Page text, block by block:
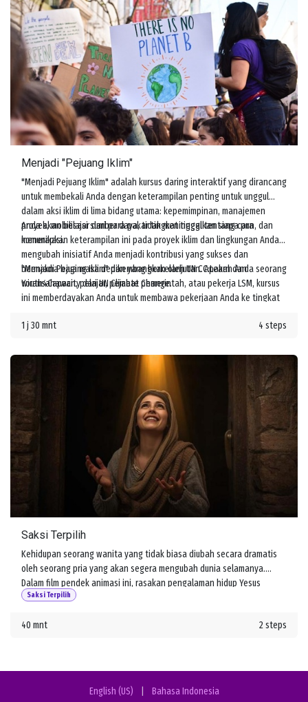
Menjadi "Pejuang Iklim"
"Menjadi Pejuang Iklim" adalah kursus daring interaktif yang dirancang
untuk membekali Anda dengan keterampilan penting untuk unggul
dalam aksi iklim di lima bidang utama: kepemimpinan, manajemen
proyek, mobilisasi sumber daya, tidak meninggalkan siapa pun, dan
komunikasi.
Anda akan belajar dari para pakar tingkat tinggi tentang cara
menerapkan keterampilan ini pada proyek iklim dan lingkungan Anda,
mengubah inisiatif Anda menjadi kontribusi yang sukses dan
bermakna bagi masa depan yang berkelanjutan. Apakah Anda seorang
wirausahawan, pelajar, pejabat pemerintah, atau pekerja LSM, kursus
ini memberdayakan Anda untuk membawa pekerjaan Anda ke tingkat
"Menjadi Pejuang Iklim" dikembangkan oleh UN CC:Learn dan
Youth4Capacity dari UN Climate Change.
1 j 30 mnt 4 steps
Saksi Terpilih
Kehidupan seorang wanita yang tidak biasa diubah secara dramatis
oleh seorang pria yang akan segera mengubah dunia selamanya.
Dalam film pendek animasi ini, rasakan pengalaman hidup Yesus
melalui mata salah satu pengikutnya, Maria Magdalena.
Saksi Terpilih
40 mnt 2 steps
English (US) Bahasa Indonesia